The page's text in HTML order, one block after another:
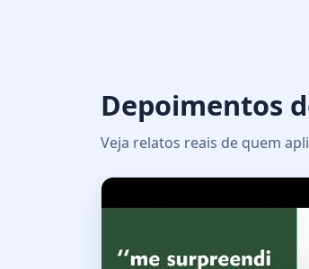
Depoimentos
Veja relatos reais de quem